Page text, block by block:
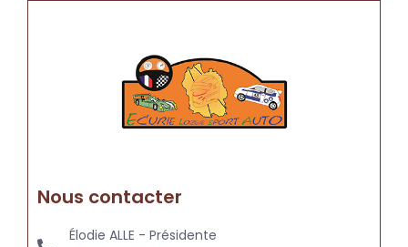
Nous contacter
Élodie ALLE - Présidente